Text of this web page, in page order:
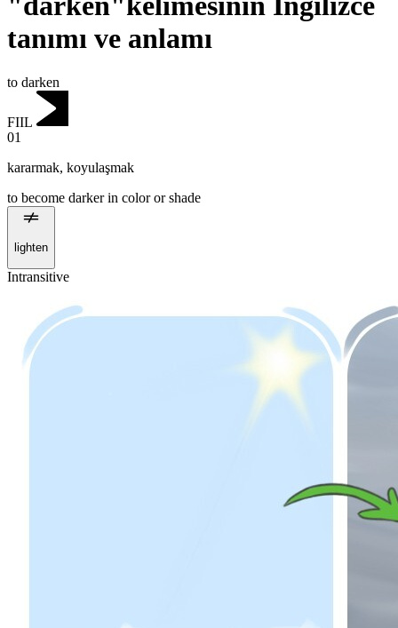
tanımı ve anlamı
to darken
FIIL
01
kararmak, koyulaşmak
to become darker in color or shade
lighten
Intransitive